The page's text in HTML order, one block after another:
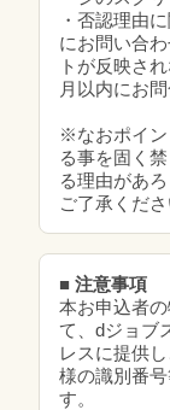
・否認理由
にお問い合
トが反映さ
月以内にお
※なおポイン
る事を固く
る理由があ
ご了承くださ
■ 注意事項
本お申込者
て、dジョブ
レスに提供
様の識別番
す。